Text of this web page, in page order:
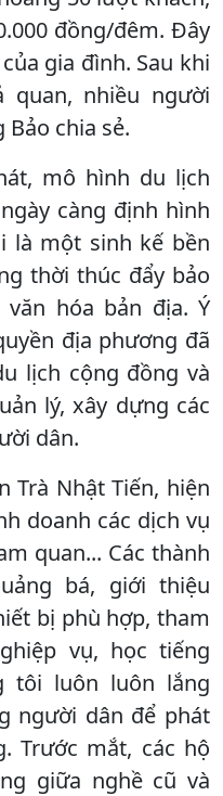
đồng/đêm. Đây
gia đình. Sau khi
nhiều người
Bảo chia sẻ.
mô hình du lịch
càng định hình
là một sinh kế bền
thời thúc đẩy bảo
hóa bản địa. Ý
địa phương đã
lịch cộng đồng và
lý, xây dựng các
dân.
Trà Nhật Tiến, hiện
doanh các dịch vụ
quan... Các thành
bá, giới thiệu
bị phù hợp, tham
vụ, học tiếng
tôi luôn luôn lắng
người dân để phát
Trước mắt, các hộ
giữa nghề cũ và